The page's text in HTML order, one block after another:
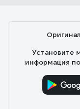
Установите
информация